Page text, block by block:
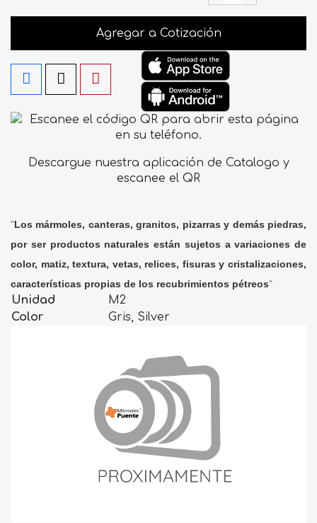
Agregar a Cotización
Descargue nuestra aplicación de Catalogo y
escanee el QR
"Los mármoles, canteras, granitos, pizarras y demás piedras,
por ser productos naturales están sujetos a variaciones de
color, matiz, textura, vetas, relices, fisuras y cristalizaciones,
características propias de los recubrimientos pétreos"
Unidad
M2
Color
Gris, Silver